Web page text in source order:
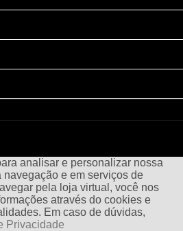
analisar e personalizar nossa
navegação e em serviços de
pela loja virtual, você nos
através do cookies e
Em caso de dúvidas,
Privacidade